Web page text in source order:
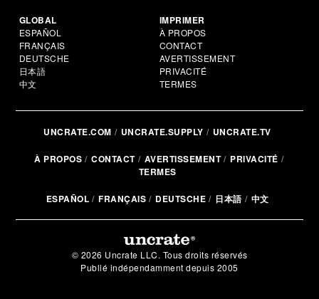
GLOBAL
ESPAÑOL
FRANÇAIS
DEUTSCHE
日本語
中文
IMPRIMER
À PROPOS
CONTACT
AVERTISSEMENT
PRIVACITÉ
TERMES
UNCRATE.COM UNCRATE.SUPPLY UNCRATE.TV
À PROPOS CONTACT AVERTISSEMENT
PRIVACITÉ
TERMES
ESPAÑOL FRANÇAIS DEUTSCHE 日本語 中文
© 2026 Uncrate LLC. Tous droits réservés
Publié indépendamment depuis 2005